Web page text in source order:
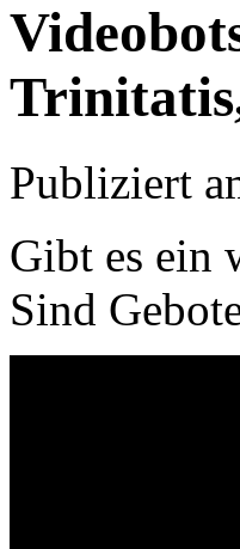
Publiziert
Gibt es ein
Sind